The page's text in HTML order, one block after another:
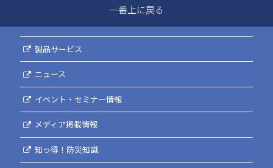
一番上に戻る
製品サービス
ニュース
イベント・セミナー情報
メディア掲載情報
知っ得！防災知識